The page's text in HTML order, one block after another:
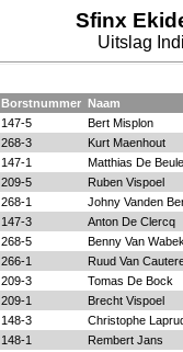
Sfinx
Uitslag
Borstnummer Naam
147-5
Bert Misplon
268-3
Kurt Maenhout
147-1
Matthias De Beule
209-5
Ruben Vispoel
268-1
Johny Vanden
147-3
Anton De Clercq
268-5
Benny Van
266-1
Ruud Van
209-3
Tomas De Bock
209-1
Brecht Vispoel
148-3
Christophe
148-1
Rembert Jans